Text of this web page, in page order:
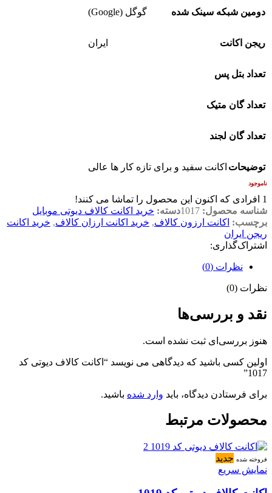
دومین شبکه سینک شده گوگل (Google)
ریجن اکانت ایران
تعداد بتل پس
تعداد گان متیک
تعداد گان لجند
توضیحات اکانت سفید و برای تازه کار ها عالی
ناموجود
1 افرادی که اکنون این محصول را تماشا می کنند!
شناسه محصول: 1017دسته: خرید اکانت کالاف دیوتی موبایل
برچسب: اکانت ارزون کالاف, خرید اکانت ارزان کالاف, خرید اکانت
ریجن ایران
اشتراک‌گذاری:
نظرات (0)
نظرات (0)
نقد و بررسی‌ها
هنوز بررسی‌ای ثبت نشده است.
اولین کسی باشید که دیدگاهی می نویسد “اکانت کالاف دیوتی کد
1017”
برای فرستادن دیدگاه، باید وارد شده باشید.
محصولات مرتبط
فروخته شده جدید
نمایش سریع